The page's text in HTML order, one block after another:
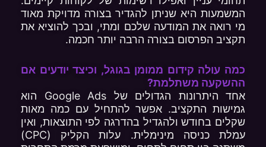
המשמעות היא שניתן להגדיר בצורה מדויקת מאוד
מי רואה את המודעה שלכם ומתי, ובכך להוציא את
תקציב הפרסום בצורה הרבה יותר חכמה.
כמה עולה קידום ממומן בגוגל, וכיצד יודעים אם
ההשקעה משתלמת?
אחד היתרונות הגדולים של Google Ads הוא
גמישות התקציב. אפשר להתחיל עם כמה מאות
שקלים בחודש ולהגדיל בהדרגה לפי התוצאות, ואין
עמלת כניסה מינימלית. עלות הקליק (CPC)